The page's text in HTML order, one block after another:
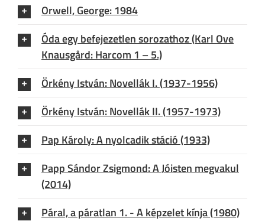
Orwell, George: 1984
Óda egy befejezetlen sorozathoz (Karl Ove
Knausgård: Harcom 1 – 5.)
Örkény István: Novellák I. (1937-1956)
Örkény István: Novellák II. (1957-1973)
Pap Károly: A nyolcadik stáció (1933)
Papp Sándor Zsigmond: A Jóisten megvakul
(2014)
Páral, a páratlan 1. - A képzelet kínja (1980)